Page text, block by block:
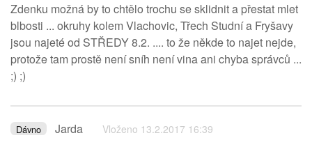
Zdenku možná by to chtělo trochu se sklidnit a přestat mlet
blbosti ... okruhy kolem Vlachovic, Třech Studní a Fryšavy
jsou najeté od STŘEDY 8.2. .... to že někde to najet nejde,
protože tam prostě není sníh není vina ani chyba správců ...
;) ;)
Dávno Jarda Vloženo 13.2.2017 16:39